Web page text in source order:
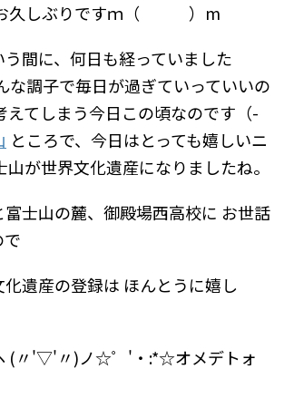
久しぶりですｍ（ ）m
う間に、何日も経っていました
な調子で毎日が過ぎていっていいの
えてしまう今日この頃なのです（-
ところで、今日はとっても嬉しいニ
山が世界文化遺産になりましたね。
富士山の麓、御殿場西高校に お世話
遺産の登録は ほんとうに嬉し
(〃'▽'〃)ノ☆゜'・:*☆オメデトォ